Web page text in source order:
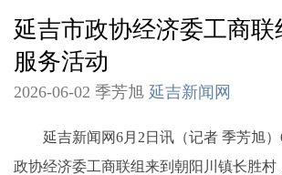
延吉市政协经济委工商联
服务活动
2026-06-02 季芳旭 延吉新闻网
延吉新闻网6月2日讯（记者 季芳旭）
政协经济委工商联组来到朝阳川镇长胜村